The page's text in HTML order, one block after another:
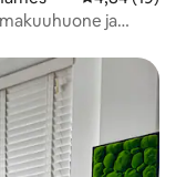
ja